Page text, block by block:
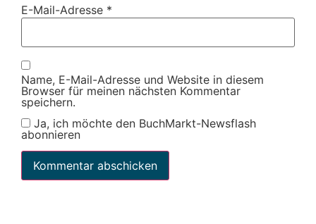
E-Mail-Adresse *
Name, E-Mail-Adresse und Website in diesem
Browser für meinen nächsten Kommentar
speichern.
Ja, ich möchte den BuchMarkt-Newsflash
abonnieren